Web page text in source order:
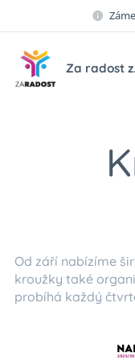
Za radost
Od září nabízíme
kroužky také
probíhá každý